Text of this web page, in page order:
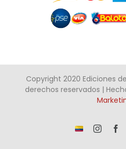
Copyright 2020 Ediciones
derechos reservados |
¡Somos